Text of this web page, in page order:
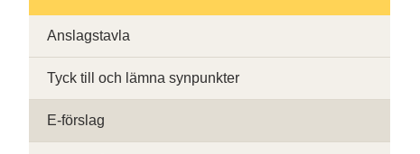
Anslagstavla
Tyck till och lämna synpunkter
E-förslag